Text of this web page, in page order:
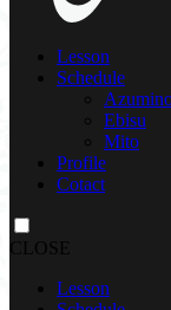
Lesson
Schedule
Ebisu
Mito
Profile
Cotact
CLOSE
Lesson